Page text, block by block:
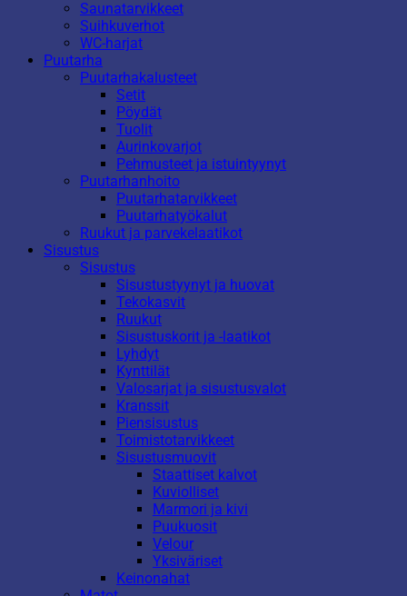
Saunatarvikkeet
Suihkuverhot
WC-harjat
Puutarha
Puutarhakalusteet
Setit
Pöydät
Tuolit
Aurinkovarjot
Pehmusteet ja istuintyynyt
Puutarhanhoito
Puutarhatarvikkeet
Puutarhatyökalut
Ruukut ja parvekelaatikot
Sisustus
Sisustus
Sisustustyynyt ja huovat
Tekokasvit
Ruukut
Sisustuskorit ja -laatikot
Lyhdyt
Kynttilät
Valosarjat ja sisustusvalot
Kranssit
Piensisustus
Toimistotarvikkeet
Sisustusmuovit
Staattiset kalvot
Kuviolliset
Marmori ja kivi
Puukuosit
Velour
Yksiväriset
Keinonahat